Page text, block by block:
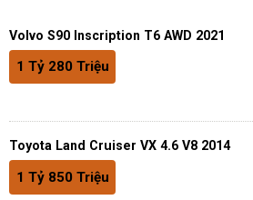
Volvo S90 Inscription T6 AWD 2021
1 Tỷ 280 Triệu
Toyota Land Cruiser VX 4.6 V8 2014
1 Tỷ 850 Triệu